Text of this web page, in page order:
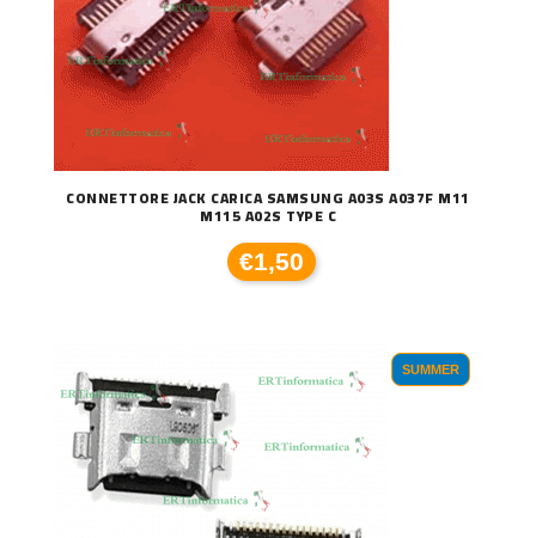
CONNETTORE JACK CARICA SAMSUNG A03S A037F M11
M115 A02S TYPE C
€1,50
SUMMER